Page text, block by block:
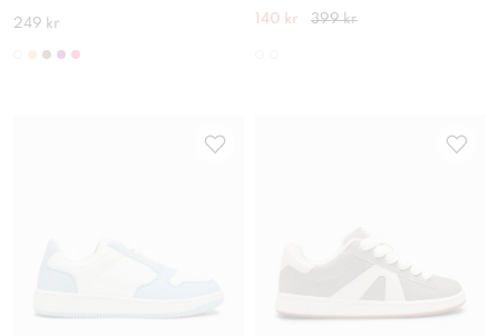
249 kr 140 kr 399 kr